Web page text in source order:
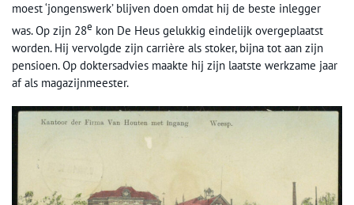
moest ‘jongenswerk’ blijven doen omdat hij de beste inlegger
was. Op zijn 28e kon De Heus gelukkig eindelijk overgeplaatst
worden. Hij vervolgde zijn carrière als stoker, bijna tot aan zijn
pensioen. Op doktersadvies maakte hij zijn laatste werkzame jaar
af als magazijnmeester.